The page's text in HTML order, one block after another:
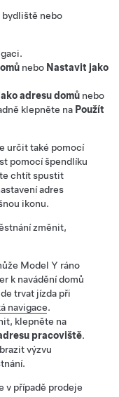
bydliště nebo
nebo Nastavit jako
adresu domů nebo
klepněte na Použít
určit také pomocí
pomocí špendlíku
chtít spustit
adres
ikonu.
změnit,
Model Y ráno
k navádění domů
trvat jízda při
navigace.
klepněte na
pracoviště.
výzvu
v případě prodeje